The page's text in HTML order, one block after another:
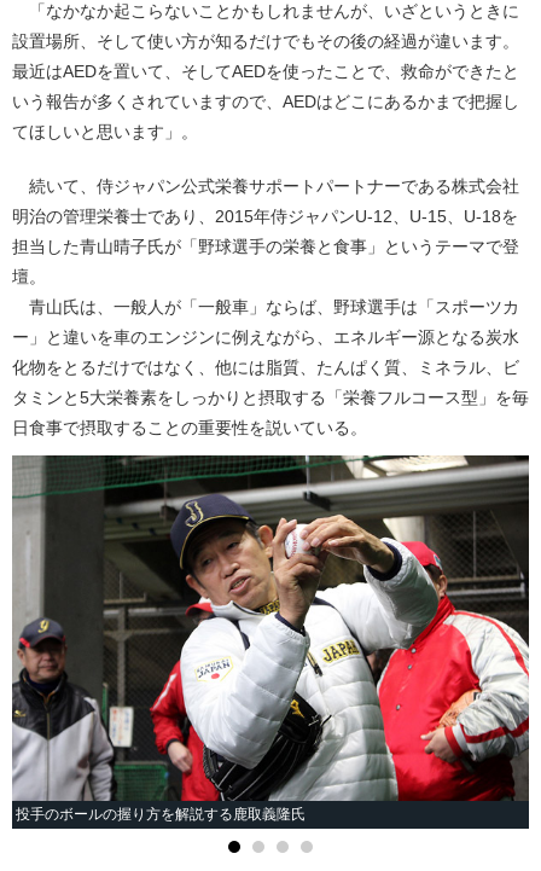
「なかなか起こらないことかもしれませんが、いざというときに
設置場所、そして使い方が知るだけでもその後の経過が違います。
最近はAEDを置いて、そしてAEDを使ったことで、救命ができたと
いう報告が多くされていますので、AEDはどこにあるかまで把握し
てほしいと思います」。
続いて、侍ジャパン公式栄養サポートパートナーである株式会社
明治の管理栄養士であり、2015年侍ジャパンU-12、U-15、U-18を
担当した青山晴子氏が「野球選手の栄養と食事」というテーマで登
壇。
青山氏は、一般人が「一般車」ならば、野球選手は「スポーツカ
ー」と違いを車のエンジンに例えながら、エネルギー源となる炭水
化物をとるだけではなく、他には脂質、たんぱく質、ミネラル、ビ
タミンと5大栄養素をしっかりと摂取する「栄養フルコース型」を毎
日食事で摂取することの重要性を説いている。
投手のボールの握り方を解説する鹿取義隆氏